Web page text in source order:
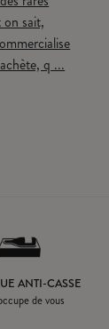
sait,
q ...
ANTI-CASSE
de vous